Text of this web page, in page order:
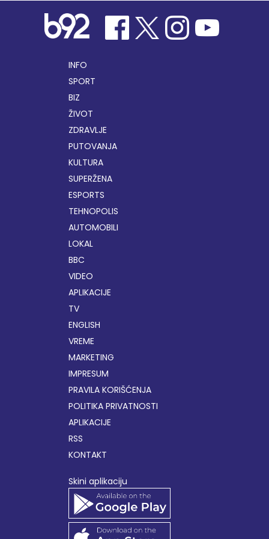
INFO
SPORT
BIZ
ŽIVOT
ZDRAVLJE
PUTOVANJA
KULTURA
SUPERŽENA
ESPORTS
TEHNOPOLIS
AUTOMOBILI
LOKAL
BBC
VIDEO
APLIKACIJE
TV
ENGLISH
VREME
MARKETING
IMPRESUM
PRAVILA KORIŠĆENJA
POLITIKA PRIVATNOSTI
APLIKACIJE
RSS
KONTAKT
Skini aplikaciju